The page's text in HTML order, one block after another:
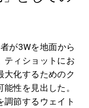
が3Wを地面から
ティショットにお
大化するためのク
性を見出した。
節するウェイト